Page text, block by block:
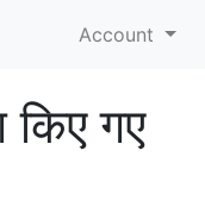
Account
गए